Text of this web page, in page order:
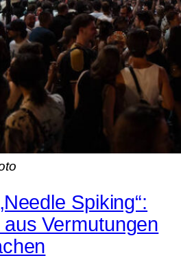
Spiking“:
Vermutungen